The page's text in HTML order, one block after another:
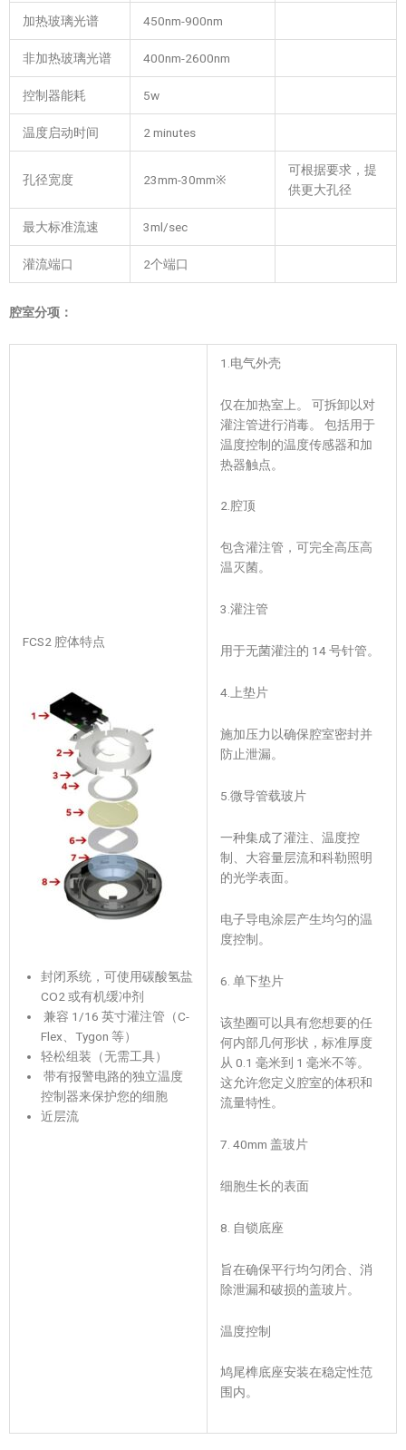
加热玻璃光谱 450nm-900nm
非加热玻璃光谱 400nm-2600nm
控制器能耗 5w
温度启动时间 2 minutes
孔径宽度 23mm-30mm※
可根据要求，提
供更大孔径
最大标准流速 3ml/sec
灌流端口 2个端口
腔室分项：
FCS2 腔体特点
封闭系统，可使用碳酸氢盐
CO2 或有机缓冲剂
兼容 1/16 英寸灌注管（C-
Flex、Tygon 等）
轻松组装（无需工具）
带有报警电路的独立温度
控制器来保护您的细胞
近层流
1.电气外壳
仅在加热室上。 可拆卸以对
灌注管进行消毒。 包括用于
温度控制的温度传感器和加
热器触点。
2.腔顶
包含灌注管，可完全高压高
温灭菌。
3.灌注管
用于无菌灌注的 14 号针管。
4.上垫片
施加压力以确保腔室密封并
防止泄漏。
5.微导管载玻片
一种集成了灌注、温度控
制、大容量层流和科勒照明
的光学表面。
电子导电涂层产生均匀的温
度控制。
6. 单下垫片
该垫圈可以具有您想要的任
何内部几何形状，标准厚度
从 0.1 毫米到 1 毫米不等。
这允许您定义腔室的体积和
流量特性。
7. 40mm 盖玻片
细胞生长的表面
8. 自锁底座
旨在确保平行均匀闭合、消
除泄漏和破损的盖玻片。
温度控制
鸠尾榫底座安装在稳定性范
围内。